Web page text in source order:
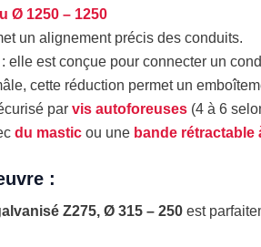
Ø 1250 – 1250
un alignement précis des conduits.
: elle est conçue pour connecter un
cette réduction permet un
par vis autoforeuses (4 à 6
du mastic ou une bande rétractable
:
Z275, Ø 315 – 250 est